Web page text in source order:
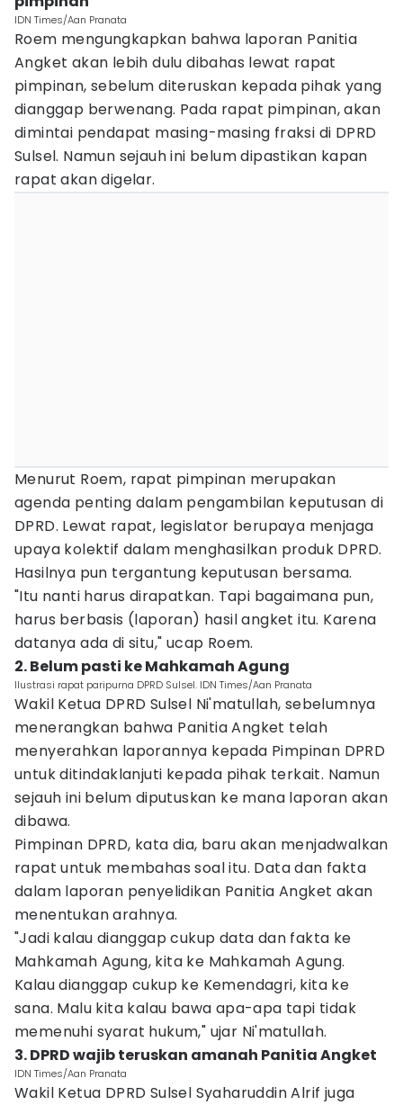
IDN Times/Aan Pranata
Roem mengungkapkan bahwa laporan Panitia
Angket akan lebih dulu dibahas lewat rapat
pimpinan, sebelum diteruskan kepada pihak yang
dianggap berwenang. Pada rapat pimpinan, akan
dimintai pendapat masing-masing fraksi di DPRD
Sulsel. Namun sejauh ini belum dipastikan kapan
rapat akan digelar.
Menurut Roem, rapat pimpinan merupakan
agenda penting dalam pengambilan keputusan di
DPRD. Lewat rapat, legislator berupaya menjaga
upaya kolektif dalam menghasilkan produk DPRD.
Hasilnya pun tergantung keputusan bersama.
"Itu nanti harus dirapatkan. Tapi bagaimana pun,
harus berbasis (laporan) hasil angket itu. Karena
datanya ada di situ," ucap Roem.
2. Belum pasti ke Mahkamah Agung
Ilustrasi rapat paripurna DPRD Sulsel. IDN Times/Aan Pranata
Wakil Ketua DPRD Sulsel Ni'matullah, sebelumnya
menerangkan bahwa Panitia Angket telah
menyerahkan laporannya kepada Pimpinan DPRD
untuk ditindaklanjuti kepada pihak terkait. Namun
sejauh ini belum diputuskan ke mana laporan akan
dibawa.
Pimpinan DPRD, kata dia, baru akan menjadwalkan
rapat untuk membahas soal itu. Data dan fakta
dalam laporan penyelidikan Panitia Angket akan
menentukan arahnya.
"Jadi kalau dianggap cukup data dan fakta ke
Mahkamah Agung, kita ke Mahkamah Agung.
Kalau dianggap cukup ke Kemendagri, kita ke
sana. Malu kita kalau bawa apa-apa tapi tidak
memenuhi syarat hukum," ujar Ni'matullah.
3. DPRD wajib teruskan amanah Panitia Angket
IDN Times/Aan Pranata
Wakil Ketua DPRD Sulsel Syaharuddin Alrif juga